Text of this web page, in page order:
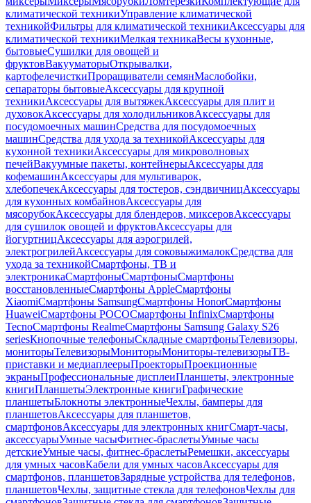
климатической техникиУправление климатической
техникойФильтры для климатической техникиАксессуары для
климатической техникиМелкая техникаВесы кухонные,
бытовыеСушилки для овощей и
фруктовВакууматорыОткрывалки,
картофелечисткиПроращиватели семянМаслобойки,
сепараторы бытовыеАксессуары для крупной
техникиАксессуары для вытяжекАксессуары для плит и
духовокАксессуары для холодильниковАксессуары для
посудомоечных машинСредства для посудомоечных
машинСредства для ухода за техникойАксессуары для
кухонной техникиАксессуары для микроволновых
печейВакуумные пакеты, контейнерыАксессуары для
кофемашинАксессуары для мультиварок,
хлебопечекАксессуары для тостеров, сэндвичницАксессуары
для кухонных комбайновАксессуары для
мясорубокАксессуары для блендеров, миксеровАксессуары
для сушилок овощей и фруктовАксессуары для
йогуртницАксессуары для аэрогрилей,
электрогрилейАксессуары для соковыжималокСредства для
ухода за техникойСмартфоны, ТВ и
электроникаСмартфоныСмартфоныСмартфоны
восстановленныеСмартфоны AppleСмартфоны
XiaomiСмартфоны SamsungСмартфоны HonorСмартфоны
HuaweiСмартфоны POCOСмартфоны InfinixСмартфоны
TecnoСмартфоны RealmeСмартфоны Samsung Galaxy S26
seriesКнопочные телефоныСкладные смартфоныТелевизоры,
мониторыТелевизорыМониторыМониторы-телевизорыТВ-
приставки и медиаплеерыПроекторыПроекционные
экраныПрофессиональные дисплеиПланшеты, электронные
книгиПланшетыЭлектронные книгиГрафические
планшетыБлокноты электронныеЧехлы, бамперы для
планшетовАксессуары для планшетов,
смартфоновАксессуары для электронных книгСмарт-часы,
аксессуарыУмные часыФитнес-браслетыУмные часы
детскиеУмные часы, фитнес-браслетыРемешки, аксессуары
для умных часовКабели для умных часовАксессуары для
смартфонов, планшетовЗарядные устройства для телефонов,
планшетовЧехлы, защитные стекла для телефоновЧехлы для